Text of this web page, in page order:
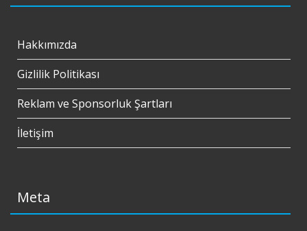
Hakkımızda
Gizlilik Politikası
Reklam ve Sponsorluk Şartları
İletişim
Meta